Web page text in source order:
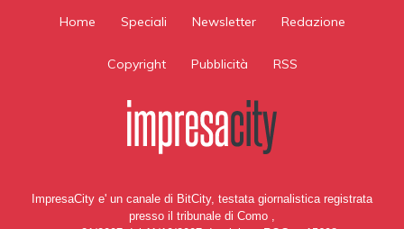
Home Speciali Newsletter Redazione
Copyright Pubblicità RSS
ImpresaCity e' un canale di BitCity, testata giornalistica registrata
presso il tribunale di Como ,